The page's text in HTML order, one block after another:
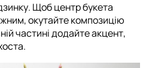
Щоб центр букета
окутайте композицію
частині додайте акцент,